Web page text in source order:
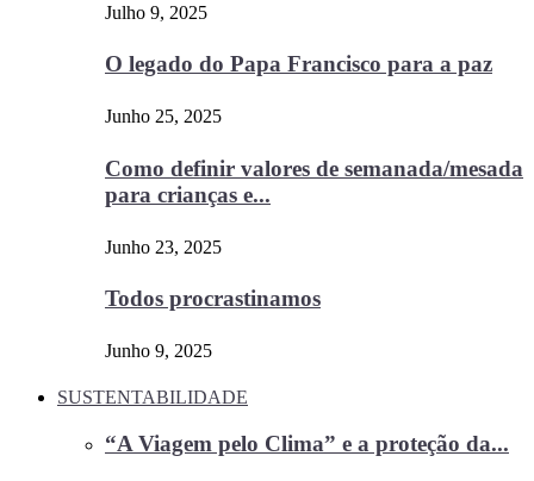
Julho 9, 2025
O legado do Papa Francisco para a paz
Junho 25, 2025
Como definir valores de semanada/mesada
para crianças e...
Junho 23, 2025
Todos procrastinamos
Junho 9, 2025
SUSTENTABILIDADE
“A Viagem pelo Clima” e a proteção da...